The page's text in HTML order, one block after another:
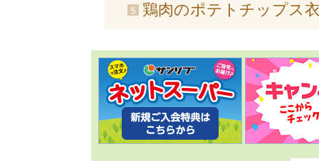
鶏肉のポテトチップス